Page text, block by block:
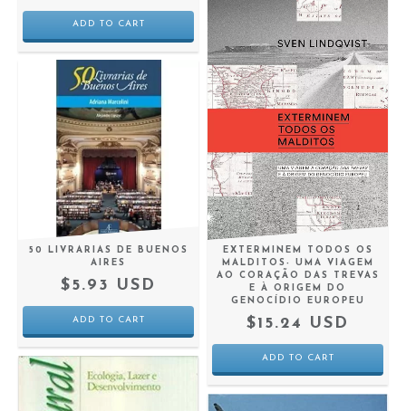
50 LIVRARIAS DE BUENOS
AIRES
$5.93 USD
EXTERMINEM TODOS OS
MALDITOS- UMA VIAGEM
AO CORAÇÃO DAS TREVAS
E À ORIGEM DO
GENOCÍDIO EUROPEU
$15.24 USD